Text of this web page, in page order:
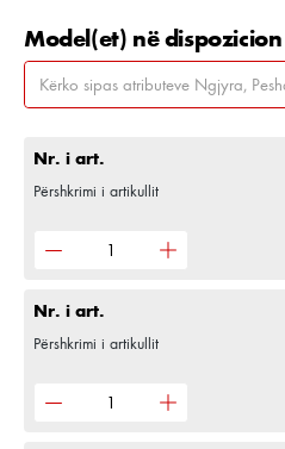
Model(et) në dispozicion
Nr. i art.
Përshkrimi i artikullit
Nr. i art.
Përshkrimi i artikullit